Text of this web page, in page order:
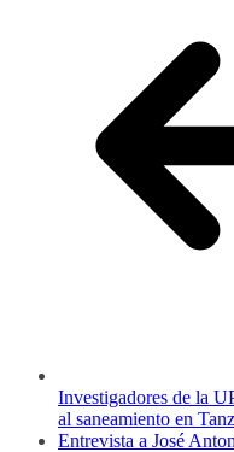
Investigadores de la
al saneamiento en
Entrevista a José